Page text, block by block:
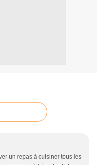
un repas à cuisiner tous les